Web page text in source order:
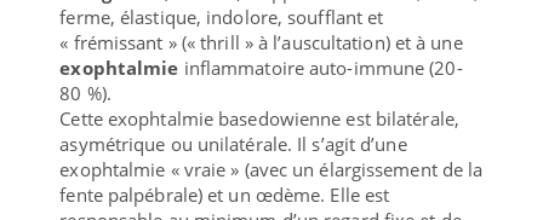
ferme, élastique, indolore, soufflant et
« frémissant » (« thrill » à l’auscultation) et à une
exophtalmie inflammatoire auto-immune (20-
80 %).
Cette exophtalmie basedowienne est bilatérale,
asymétrique ou unilatérale. Il s’agit d’une
exophtalmie « vraie » (avec un élargissement de la
fente palpébrale) et un œdème. Elle est